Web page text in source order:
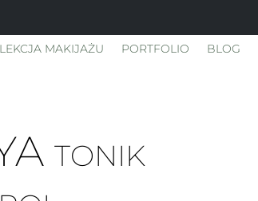
LEKCJA MAKIJAŻU PORTFOLIO BLOG
tonik